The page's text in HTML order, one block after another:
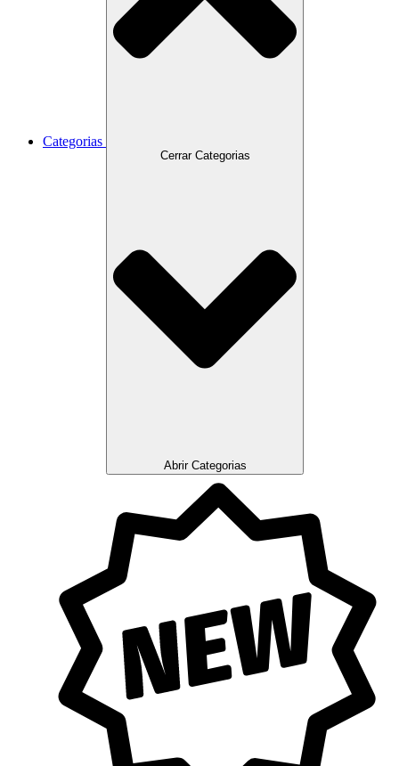
Categorias
Cerrar Categorias
Abrir Categorias